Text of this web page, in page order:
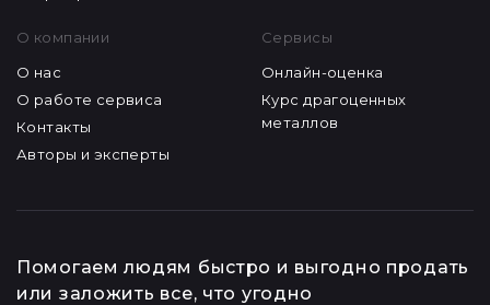
О компании
О нас
О работе сервиса
Контакты
Авторы и эксперты
Сервисы
Онлайн-оценка
Курс драгоценных
металлов
Помогаем людям быстро и выгодно продать
или заложить все, что угодно